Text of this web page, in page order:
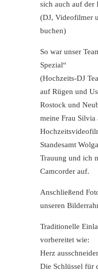
sich auch auf der
(DJ, Videofilmer
buchen)
So war unser
Spezial“
(Hochzeits-DJ
auf Rügen und
Rostock und
meine Frau
Standesamt
Trauung und ich
Camcorder auf.
Anschließend
unseren
Traditionelle
vorbereitet wie:
Herz
Die Schlüssel für